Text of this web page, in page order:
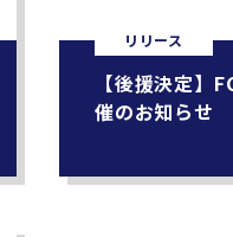
リリース
【後援決定】
催のお知らせ